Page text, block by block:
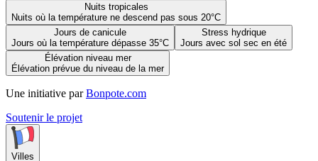
Nuits tropicales
Nuits où la température ne descend pas sous 20°C
Jours de canicule
Jours où la température dépasse 35°C
Stress hydrique
Jours avec sol sec en été
Élévation niveau mer
Élévation prévue du niveau de la mer
Une initiative par Bonpote.com
Soutenir le projet
Villes